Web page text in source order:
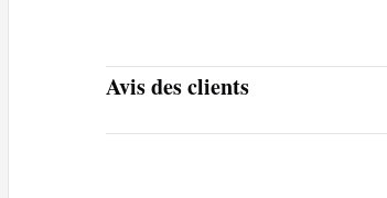
Avis des clients